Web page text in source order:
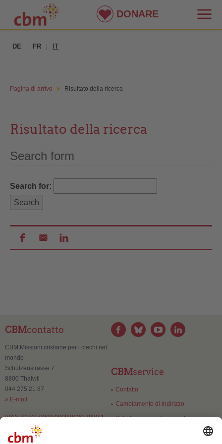
DE FR IT
Pagina di arrivo Risultato della ricerca
Risultato della ricerca
Search form
Search for:
DONARE
CBMcontatto
CBM Missioni cristiane per i ciechi nel
mondo
Schützenstrasse 7
8800 Thalwil
044 275 21 87
» E-mail
IBAN: CH41 0900 0000 8030 3030 1
Numero di esenzione:
CBMservice
Contatto
Cambiamento di indirizzo
Pubblicazioni e documenti